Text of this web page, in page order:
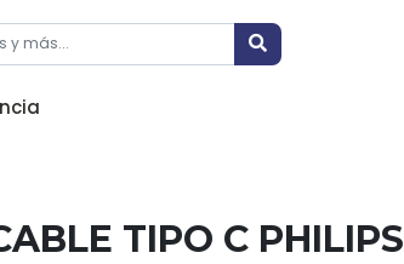
TIPO C PHILIPS